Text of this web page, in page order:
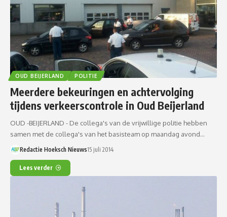
OUD BEIJERLAND POLITIE
Meerdere bekeuringen en achtervolging
tijdens verkeerscontrole in Oud Beijerland
OUD -BEIJERLAND - De collega's van de vrijwillige politie hebben
samen met de collega's van het basisteam op maandag avond…
Redactie Hoeksch Nieuws15 juli 2014
Lees verder